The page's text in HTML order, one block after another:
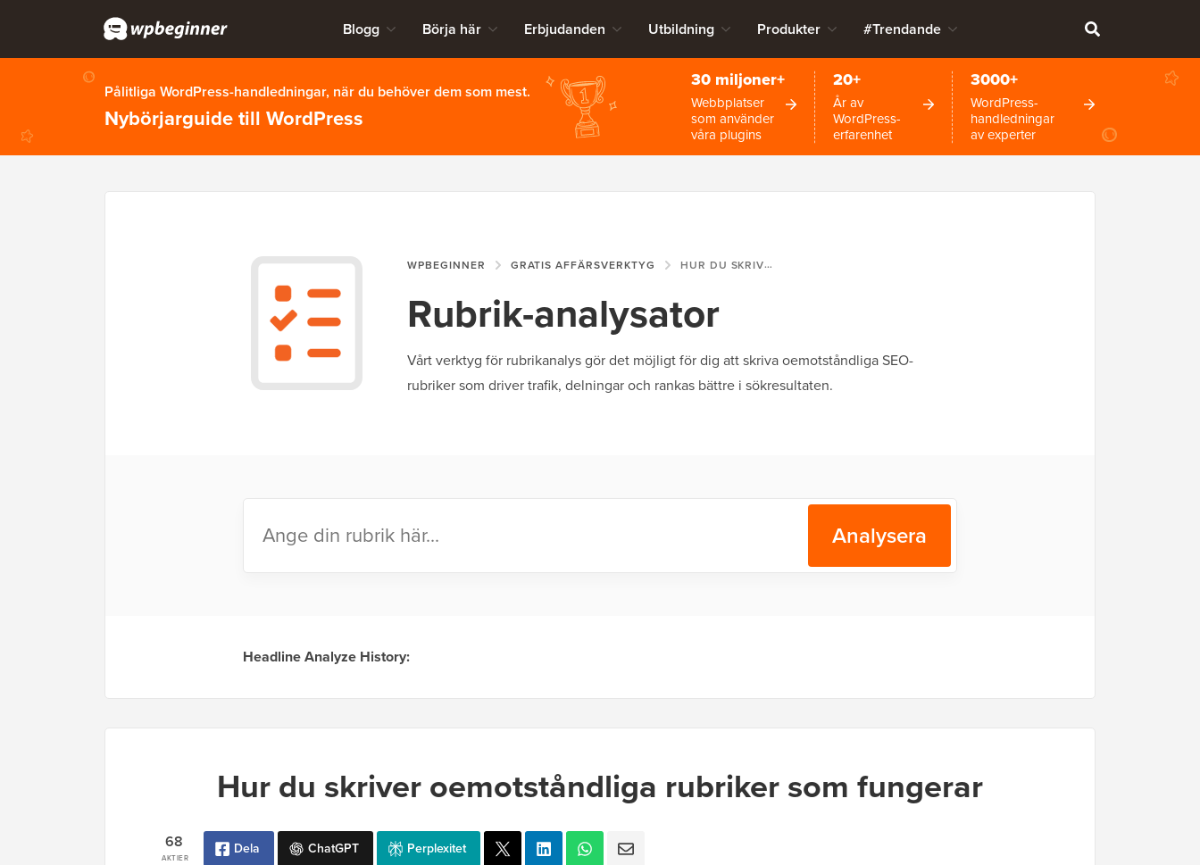
Blogg Börja här Erbjudanden Utbildning Produkter #Trendande
Pålitliga WordPress-handledningar, när du behöver dem som mest.
Nybörjarguide till WordPress
30 miljoner+
Webbplatser
som använder
våra plugins
20+
År av
WordPress-
erfarenhet
3000+
WordPress-
handledningar
av experter
WPBEGINNER GRATIS AFFÄRSVERKTYG HUR DU SKRIVER OEMOTSTÅNDLIGA RUBRIKER SOM FUNGERAR
Rubrik-analysator
Vårt verktyg för rubrikanalys gör det möjligt för dig att skriva oemotståndliga SEO-
rubriker som driver trafik, delningar och rankas bättre i sökresultaten.
Analysera
Hur du skriver oemotståndliga rubriker som fungerar
AKTIER
68 Dela ChatGPT Perplexitet